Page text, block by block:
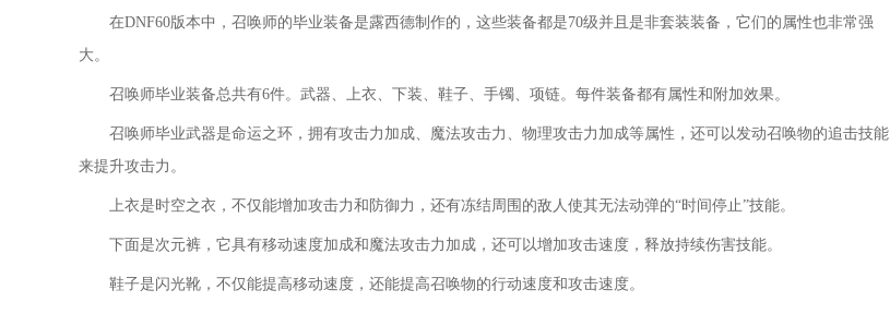
在DNF60版本中，召唤师的毕业装备是露西德制作的，这些装备都是70级并且是非套装装备，它们的属性也非常强
大。
召唤师毕业装备总共有6件。武器、上衣、下装、鞋子、手镯、项链。每件装备都有属性和附加效果。
召唤师毕业武器是命运之环，拥有攻击力加成、魔法攻击力、物理攻击力加成等属性，还可以发动召唤物的追击技能
来提升攻击力。
上衣是时空之衣，不仅能增加攻击力和防御力，还有冻结周围的敌人使其无法动弹的“时间停止”技能。
下面是次元裤，它具有移动速度加成和魔法攻击力加成，还可以增加攻击速度，释放持续伤害技能。
鞋子是闪光靴，不仅能提高移动速度，还能提高召唤物的行动速度和攻击速度。